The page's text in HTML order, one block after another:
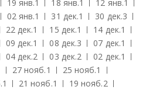
19 янв.1 18 янв.1 12 янв.1
02 янв.1 31 дек.1 30 дек.3
22 дек.1 15 дек.1 14 дек.1
09 дек.1 08 дек.3 07 дек.1
04 дек.2 03 дек.2 02 дек.1
27 нояб.1 25 нояб.1
1 21 нояб.1 19 нояб.2